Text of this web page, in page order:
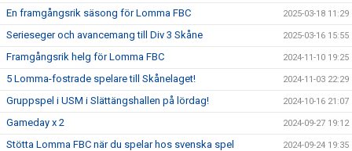
En framgångsrik säsong för Lomma FBC 2025-03-18 11:29
Serieseger och avancemang till Div 3 Skåne 2025-03-16 15:55
Framgångsrik helg för Lomma FBC 2024-11-10 19:25
5 Lomma-fostrade spelare till Skånelaget! 2024-11-03 22:29
Gruppspel i USM i Slättängshallen på lördag! 2024-10-16 21:07
Gameday x 2 2024-09-27 19:12
Stötta Lomma FBC när du spelar hos svenska spel 2024-09-24 19:35